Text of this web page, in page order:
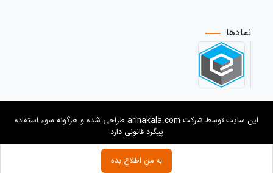
به من اطلاع بده
نمادها
این سایت توسط شرکت arinakala.com طراحی شده و هرگونه سوء استفاده
پیگرد قانونی دارد